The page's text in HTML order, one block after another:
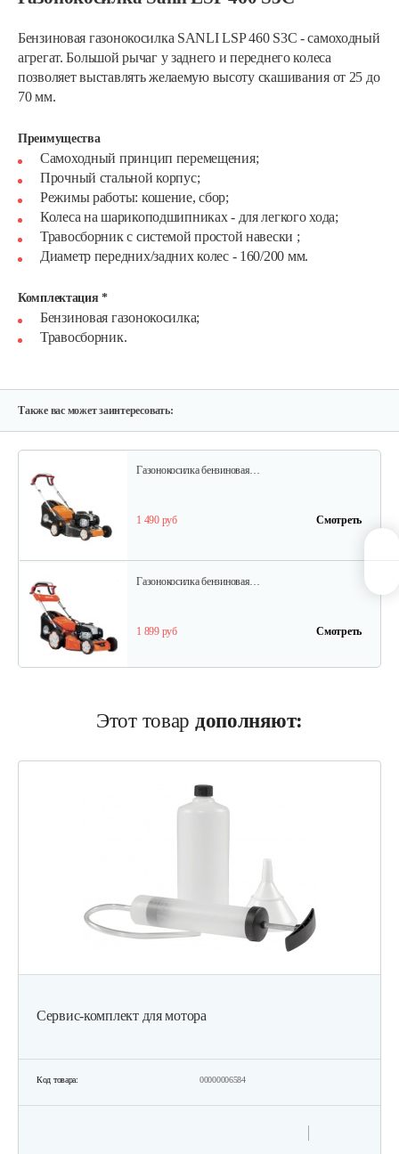
Бензиновая газонокосилка SANLI LSP 460 S3C - самоходный
агрегат. Большой рычаг у заднего и переднего колеса
позволяет выставлять желаемую высоту скашивания от 25 до
70 мм.
Преимущества
Самоходный принцип перемещения;
Прочный стальной корпус;
Режимы работы: кошение, сбор;
Колеса на шарикоподшипниках - для легкого хода;
Травосборник с системой простой навески ;
Диаметр передних/задних колес - 160/200 мм.
Комплектация *
Бензиновая газонокосилка;
Травосборник.
Также вас может заинтересовать:
Газонокосилки с сиденьем…
9 200 руб
Газонокосилка бензиновая…
1 490 руб Смотреть
Газонокосилка бензиновая…
1 899 руб Смотреть
Газонокосилка бензиновая…
Газонокосилка бензиновая…
Газонокосилка бензиновая…
Этот товар дополняют:
Сервис-комплект для мотора
Код товара: 00000006584